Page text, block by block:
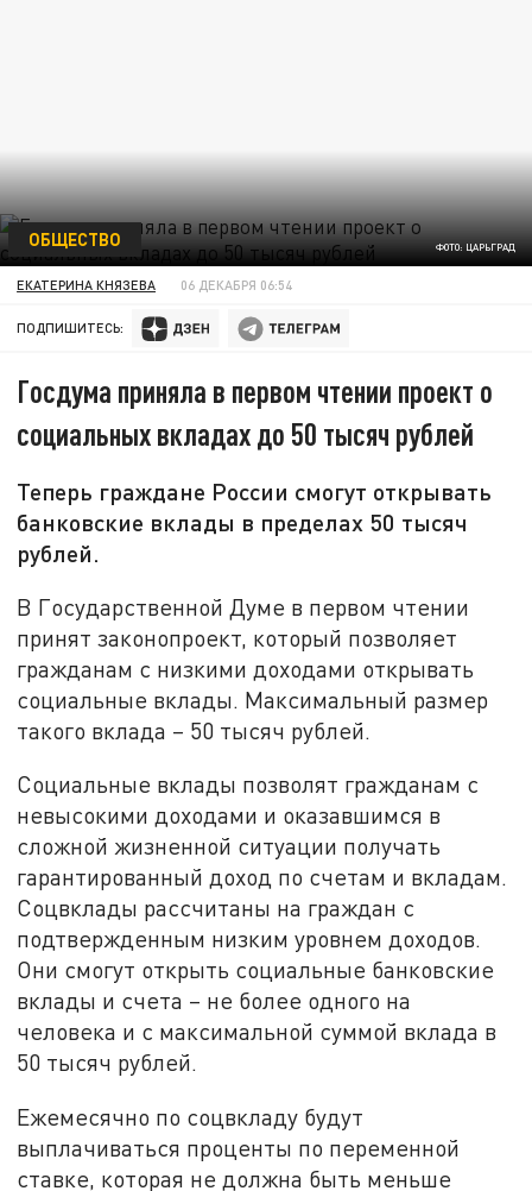
ФОТО: ЦАРЬГРАД
ОБЩЕСТВО
ЕКАТЕРИНА КНЯЗЕВА 06 ДЕКАБРЯ 06:54
ПОДПИШИТЕСЬ:
Госдума приняла в первом чтении проект о
социальных вкладах до 50 тысяч рублей
Теперь граждане России смогут открывать
банковские вклады в пределах 50 тысяч
рублей.
В Государственной Думе в первом чтении
принят законопроект, который позволяет
гражданам с низкими доходами открывать
социальные вклады. Максимальный размер
такого вклада – 50 тысяч рублей.
Социальные вклады позволят гражданам с
невысокими доходами и оказавшимся в
сложной жизненной ситуации получать
гарантированный доход по счетам и вкладам.
Соцвклады рассчитаны на граждан с
подтвержденным низким уровнем доходов.
Они смогут открыть социальные банковские
вклады и счета – не более одного на
человека и с максимальной суммой вклада в
50 тысяч рублей.
Ежемесячно по соцвкладу будут
выплачиваться проценты по переменной
ставке, которая не должна быть меньше